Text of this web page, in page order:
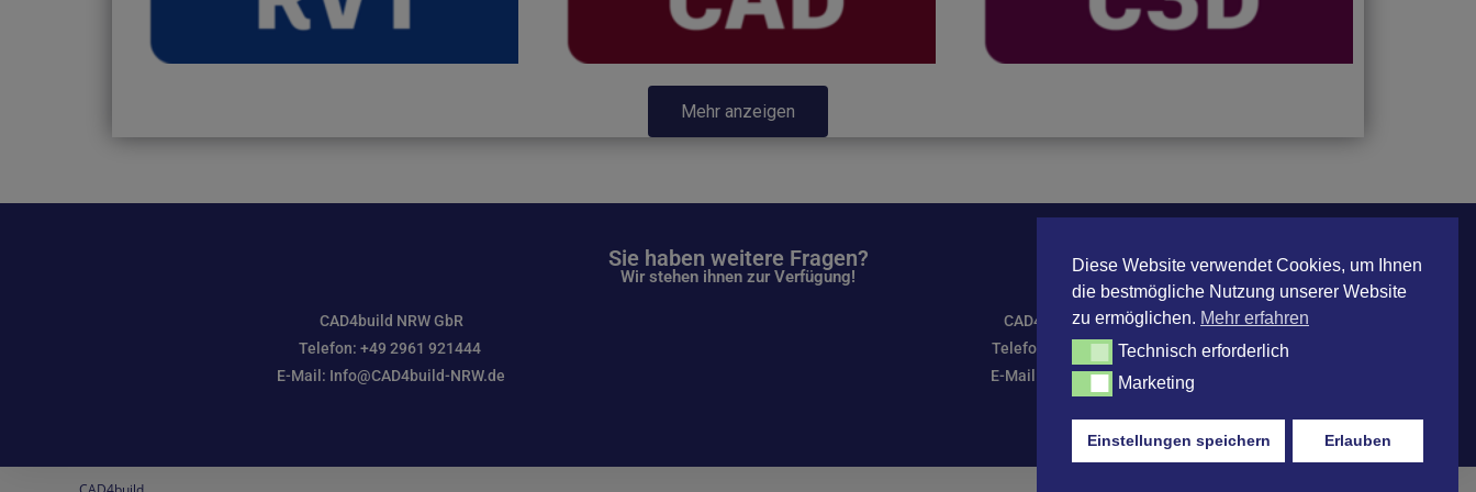
Mehr anzeigen
Sie haben weitere Fragen?
Wir stehen ihnen zur Verfügung!
CAD4build NRW GbR
Telefon: +49 2961 921444
E-Mail: Info@CAD4build-NRW.de
CAD4build Systemhaus
Telefon: +497572 7629970
E-Mail: Info@CAD4build.de
Diese Website verwendet Cookies, um Ihnen
die bestmögliche Nutzung unserer Website
zu ermöglichen. Mehr erfahren
Technisch erforderlich
Technisch erforderlich
Marketing
Marketing
Einstellungen speichern Erlauben